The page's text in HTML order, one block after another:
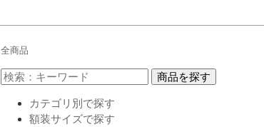
全商品
商品を探す
カテゴリ別で探す
額装サイズで探す